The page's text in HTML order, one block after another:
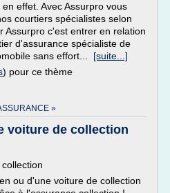
effet. Avec Assurpro vous
courtiers spécialistes selon
Assurpro c'est entrer en relation
d'assurance spécialiste de
sans effort... [suite...]
) pour ce thème
»
voiture de collection
ou d'une voiture de collection